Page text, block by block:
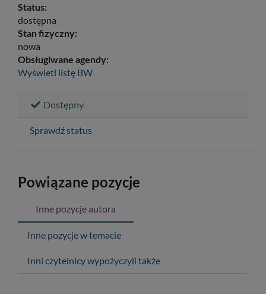
Status:
dostępna
Stan fizyczny:
nowa
Obsługiwane agendy:
Wyświetl listę BW
Dostępny
Sprawdź status
Powiązane pozycje
Inne pozycje autora
Inne pozycje w temacie
Inni czytelnicy wypożyczyli także